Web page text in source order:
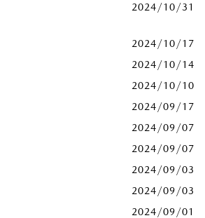
2024/10/31
2024/10/17
2024/10/14
2024/10/10
2024/09/17
2024/09/07
2024/09/07
2024/09/03
2024/09/03
2024/09/01